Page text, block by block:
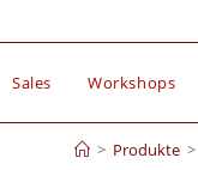
Sales Workshops
> Produkte >